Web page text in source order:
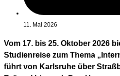
11. Mai 2026
Vom 17. bis 25. Oktober 2026
Studienreise zum Thema
führt von Karlsruhe über